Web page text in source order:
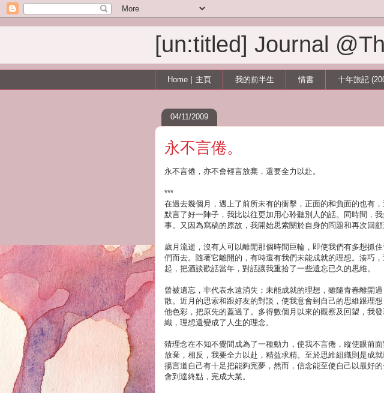
[un:titled] Journal
Home｜主頁 我的前半生 情書 十年旅記
04/11/2009
永不言倦。
永不言倦，亦不會輕言放棄，還要全力以赴。
***
在過去幾個月，遇上了前所未有的衝擊，正面的和負面的也有，
默言了好一陣子，我比以往更加用心聆聽別人的話。同時間，
事。又因為寫稿的原故，我開始思索關於自身的問題和再次回顧
歲月流逝，沒有人可以離開那個時間巨輪，即使我們有多想抓
們而去。隨著它離開的，有時還有我們未能成就的理想。湊巧
起，把酒談歡話當年，對話讓我重拾了一些遺忘已久的思維。
曾被遺忘，非代表永遠消失；未能成就的理想，雖隨青春離開
散。近月的思索和跟好友的對談，使我意會到自己的思維跟理
他色彩，把原先的蓋過了。多得數個月以來的觀察及回望，我
織，理想還變成了人生的理念。
猜理念在不知不覺間成為了一種動力，使我不言倦，縱使眼前
放棄，相反，我要全力以赴，精益求精。至於思維組織則是成
揚言道自己有十足把能夠完夢，然而，信念能至使自己以最好
會到達終點，完成大業。